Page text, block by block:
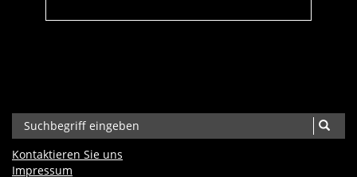
Kontaktieren Sie uns
Impressum